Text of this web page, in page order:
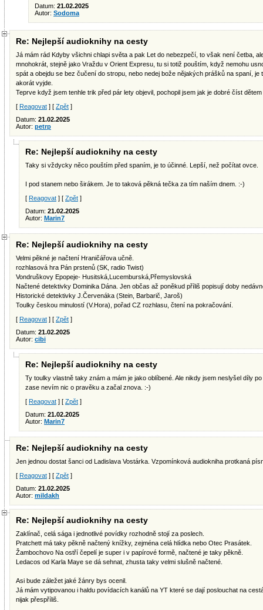
Datum: 21.02.2025
Autor: Sodoma
Re: Nejlepší audioknihy na cesty
Já mám rád Kdyby všichni chlapi světa a pak Let do nebezpečí, to však není četba,
mnohokrát, stejně jako Vraždu v Orient Expresu, tu si totiž pouštím, když nemohu
spát a obejdu se bez čučení do stropu, nebo nedej bože nějakých prášků na spaní, je
akorát vyjde.
Teprve když jsem tenhle trik před pár lety objevil, pochopil jsem jak je dobré číst
[ Reagovat ] [ Zpět ]
Datum: 21.02.2025
Autor: petrp
Re: Nejlepší audioknihy na cesty
Taky si vždycky něco pouštím před spaním, je to účinné. Lepší, než počítat ovce.
I pod stanem nebo širákem. Je to taková pěkná tečka za tím naším dnem. :-)
[ Reagovat ] [ Zpět ]
Datum: 21.02.2025
Autor: Marin7
Re: Nejlepší audioknihy na cesty
Velmi pěkné je načtení Hraničářova učně.
rozhlasová hra Pán prstenů (SK, radio Twist)
Vondruškovy Epopeje- Husitská,Lucemburská,Přemyslovská
Načtené detektivky Dominika Dána. Jen občas až poněkud příliš popisují doby
Historické detektivky J.Červenáka (Stein, Barbarič, Jaroš)
Toulky českou minulostí (V.Hora), pořad CZ rozhlasu, čtení na pokračování.
[ Reagovat ] [ Zpět ]
Datum: 21.02.2025
Autor: cibi
Re: Nejlepší audioknihy na cesty
Ty toulky vlastně taky znám a mám je jako oblíbené. Ale nikdy jsem neslyšel díly
zase nevím nic o pravěku a začal znova. :-)
[ Reagovat ] [ Zpět ]
Datum: 21.02.2025
Autor: Marin7
Re: Nejlepší audioknihy na cesty
Jen jednou dostat šanci od Ladislava Vostárka. Vzpomínková audiokniha protkaná
[ Reagovat ] [ Zpět ]
Datum: 21.02.2025
Autor: mildakh
Re: Nejlepší audioknihy na cesty
Zaklínač, celá sága i jednotlivé povídky rozhodně stojí za poslech.
Pratchett má taky pěkně načtený knížky, zejména celá hlídka nebo Otec Prasátek.
Žambochovo Na ostří čepelí je super i v papírové formě, načtené je taky pěkně.
Ledacos od Karla Maye se dá sehnat, zhusta taky velmi slušně načtené.
Asi bude záležet jaké žánry bys ocenil.
Já mám vytipovanou i haldu povídacích kanálů na YT které se dají poslouchat na
nijak přespříliš.